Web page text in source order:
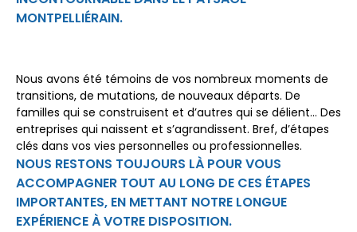
MONTPELLIÉRAIN.
Nous avons été témoins de vos nombreux moments de
transitions, de mutations, de nouveaux départs. De
familles qui se construisent et d’autres qui se délient… Des
entreprises qui naissent et s’agrandissent. Bref, d’étapes
clés dans vos vies personnelles ou professionnelles.
NOUS RESTONS TOUJOURS LÀ POUR VOUS
ACCOMPAGNER TOUT AU LONG DE CES ÉTAPES
IMPORTANTES, EN METTANT NOTRE LONGUE
EXPÉRIENCE À VOTRE DISPOSITION.